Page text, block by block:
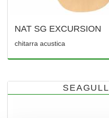
NAT SG EXCURSION
chitarra acustica
SEAGULL